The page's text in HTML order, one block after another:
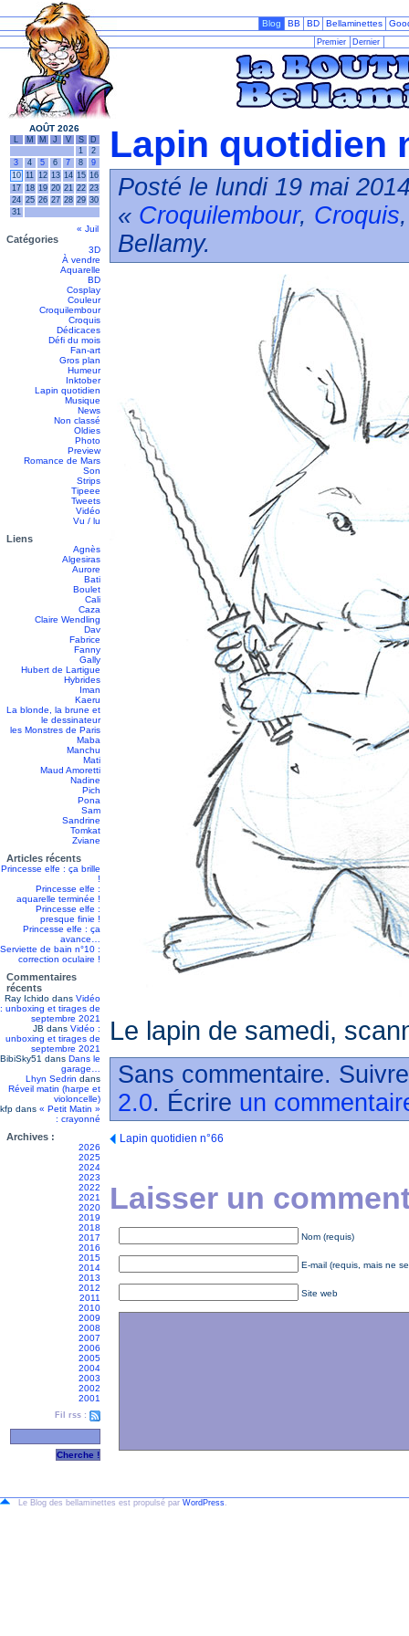
Blog BB BD Bellaminettes
Premier Dernier
AOÛT 2026
L M M J V S
D
1
2
3
4 5 6 7 8
9
10 11 12 13 14 15 16
17 18 19 20 21 22 23
24 25 26 27 28 29 30
31
« Juil
Catégories
3D
À vendre
Aquarelle
BD
Cosplay
Couleur
Croquilembour
Croquis
Dédicaces
Défi du mois
Fan-art
Gros plan
Humeur
Inktober
Lapin quotidien
Musique
News
Non classé
Oldies
Photo
Preview
Romance de Mars
Son
Strips
Tipeee
Tweets
Vidéo
Vu / lu
Liens
Agnès
Algesiras
Aurore
Bati
Boulet
Cali
Caza
Claire Wendling
Dav
Fabrice
Fanny
Gally
Hubert de Lartigue
Hybrides
Iman
Kaeru
La blonde, la brune et
le dessinateur
les Monstres de Paris
Maba
Manchu
Mati
Maud Amoretti
Nadine
Pich
Pona
Sam
Sandrine
Tomkat
Zviane
Articles récents
Princesse elfe : ça brille
!
Princesse elfe :
aquarelle terminée !
Princesse elfe :
presque finie !
Princesse elfe : ça
avance…
Serviette de bain n°10 :
correction oculaire !
Commentaires
récents
Ray Ichido dans Vidéo
: unboxing et tirages de
septembre 2021
JB dans Vidéo :
unboxing et tirages de
septembre 2021
BibiSky51 dans Dans le
garage…
Lhyn Sedrin dans
Réveil matin (harpe et
violoncelle)
kfp dans « Petit Matin »
: crayonné
Archives :
2026
2025
2024
2023
2022
2021
2020
2019
2018
2017
2016
2015
2014
2013
2012
2011
2010
2009
2008
2007
2006
2005
2004
2003
2002
2001
Fil rss :
Lapin quotidien
Posté le lundi 19 mai
« Croquilembour, Croquis
Bellamy.
Le lapin de samedi,
Sans commentaire.
2.0. Écrire un
Lapin quotidien n°66
Laisser un
Nom (requis)
E-mail (requis, mais ne
Site web
Le Blog des bellaminettes est propulsé par WordPress.